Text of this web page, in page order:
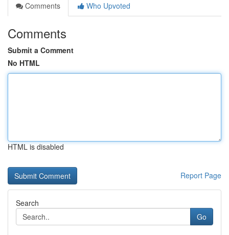
Comments
Who Upvoted
Comments
Submit a Comment
No HTML
HTML is disabled
Report Page
Search
Go